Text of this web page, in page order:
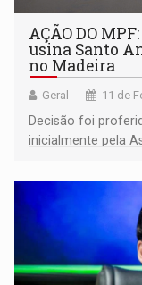
AÇÃO DO
usina Santo
no Madeira
Geral 11 de
Decisão foi
inicialmente pela